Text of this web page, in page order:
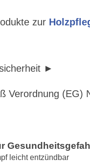
zur
Verordnung (EG)
leicht entzündbar